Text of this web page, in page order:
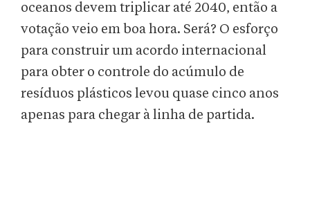
oceanos devem triplicar até 2040, então a
votação veio em boa hora. Será? O esforço
para construir um acordo internacional
para obter o controle do acúmulo de
resíduos plásticos levou quase cinco anos
apenas para chegar à linha de partida.